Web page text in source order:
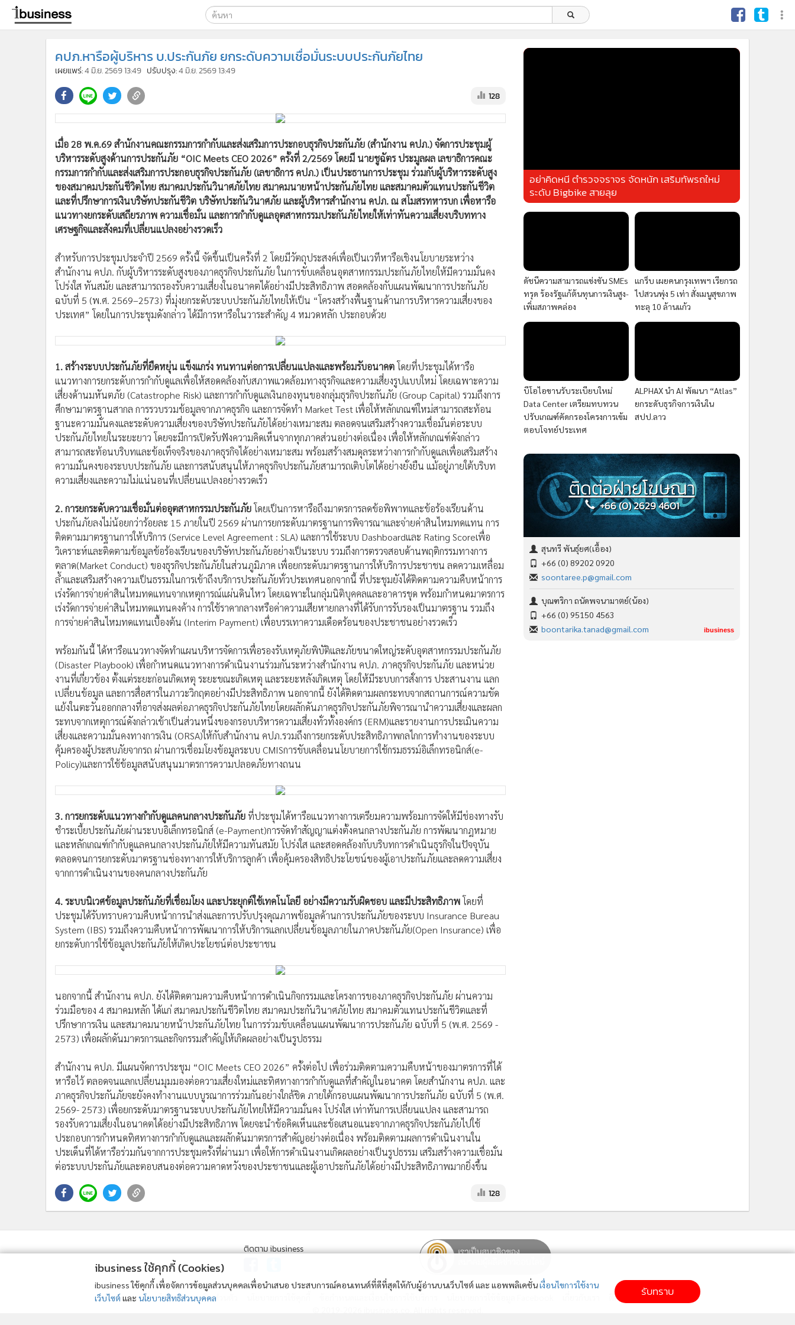
ค้นหา
Google
ค้นหาขั้นสูง
คปภ.หารือผู้บริหาร บ.ประกันภัย ยกระดับความเชื่อมั่นระบบประกันภัยไทย
เผยแพร่:4 มิ.ย. 2569 13:49 ปรับปรุง:4 มิ.ย. 2569 13:49
128
เมื่อ 28 พ.ค.69 สำนักงานคณะกรรมการกำกับและส่งเสริมการประกอบธุรกิจประกันภัย (สำนักงาน คปภ.) จัดการประชุมผู้
บริหารระดับสูงด้านการประกันภัย “OIC Meets CEO 2026” ครั้งที่ 2/2569 โดยมี นายชูฉัตร ประมูลผล เลขาธิการคณะ
กรรมการกำกับและส่งเสริมการประกอบธุรกิจประกันภัย (เลขาธิการ คปภ.) เป็นประธานการประชุม ร่วมกับผู้บริหารระดับสูง
ของสมาคมประกันชีวิตไทย สมาคมประกันวินาศภัยไทย สมาคมนายหน้าประกันภัยไทย และสมาคมตัวแทนประกันชีวิต
และที่ปรึกษาการเงินบริษัทประกันชีวิต บริษัทประกันวินาศภัย และผู้บริหารสำนักงาน คปภ. ณ สโมสรทหารบก เพื่อหารือ
แนวทางยกระดับเสถียรภาพ ความเชื่อมั่น และการกำกับดูแลอุตสาหกรรมประกันภัยไทยให้เท่าทันความเสี่ยงบริบททาง
เศรษฐกิจและสังคมที่เปลี่ยนแปลงอย่างรวดเร็ว
สำหรับการประชุมประจำปี 2569 ครั้งนี้ จัดขึ้นเป็นครั้งที่ 2 โดยมีวัตถุประสงค์เพื่อเป็นเวทีหารือเชิงนโยบายระหว่าง
สำนักงาน คปภ. กับผู้บริหารระดับสูงของภาคธุรกิจประกันภัย ในการขับเคลื่อนอุตสาหกรรมประกันภัยไทยให้มีความมั่นคง
โปร่งใส ทันสมัย และสามารถรองรับความเสี่ยงในอนาคตได้อย่างมีประสิทธิภาพ สอดคล้องกับแผนพัฒนาการประกันภัย
ฉบับที่ 5 (พ.ศ. 2569–2573) ที่มุ่งยกระดับระบบประกันภัยไทยให้เป็น “โครงสร้างพื้นฐานด้านการบริหารความเสี่ยงของ
ประเทศ” โดยในการประชุมดังกล่าว ได้มีการหารือในวาระสำคัญ 4 หมวดหลัก ประกอบด้วย
1. สร้างระบบประกันภัยที่ยืดหยุ่น แข็งแกร่ง ทนทานต่อการเปลี่ยนแปลงและพร้อมรับอนาคต โดยที่ประชุมได้หารือ
แนวทางการยกระดับการกำกับดูแลเพื่อให้สอดคล้องกับสภาพแวดล้อมทางธุรกิจและความเสี่ยงรูปแบบใหม่ โดยเฉพาะความ
เสี่ยงด้านมหันตภัย (Catastrophe Risk) และการกำกับดูแลเงินกองทุนของกลุ่มธุรกิจประกันภัย (Group Capital) รวมถึงการ
ศึกษามาตรฐานสากล การรวบรวมข้อมูลจากภาคธุรกิจ และการจัดทำ Market Test เพื่อให้หลักเกณฑ์ใหม่สามารถสะท้อน
ฐานะความมั่นคงและระดับความเสี่ยงของบริษัทประกันภัยได้อย่างเหมาะสม ตลอดจนเสริมสร้างความเชื่อมั่นต่อระบบ
ประกันภัยไทยในระยะยาว โดยจะมีการเปิดรับฟังความคิดเห็นจากทุกภาคส่วนอย่างต่อเนื่อง เพื่อให้หลักเกณฑ์ดังกล่าว
สามารถสะท้อนบริบทและข้อเท็จจริงของภาคธุรกิจได้อย่างเหมาะสม พร้อมสร้างสมดุลระหว่างการกำกับดูแลเพื่อเสริมสร้าง
ความมั่นคงของระบบประกันภัย และการสนับสนุนให้ภาคธุรกิจประกันภัยสามารถเติบโตได้อย่างยั่งยืน แม้อยู่ภายใต้บริบท
ความเสี่ยงและความไม่แน่นอนที่เปลี่ยนแปลงอย่างรวดเร็ว
2. การยกระดับความเชื่อมั่นต่ออุตสาหกรรมประกันภัย โดยเป็นการหารือถึงมาตรการลดข้อพิพาทและข้อร้องเรียนด้าน
ประกันภัยลงไม่น้อยกว่าร้อยละ 15 ภายในปี 2569 ผ่านการยกระดับมาตรฐานการพิจารณาและจ่ายค่าสินไหมทดแทน การ
ติดตามมาตรฐานการให้บริการ (Service Level Agreement : SLA) และการใช้ระบบ Dashboardและ Rating Scoreเพื่อ
วิเคราะห์และติดตามข้อมูลข้อร้องเรียนของบริษัทประกันภัยอย่างเป็นระบบ รวมถึงการตรวจสอบด้านพฤติกรรมทางการ
ตลาด(Market Conduct) ของธุรกิจประกันภัยในส่วนภูมิภาค เพื่อยกระดับมาตรฐานการให้บริการประชาชน ลดความเหลื่อม
ล้ำและเสริมสร้างความเป็นธรรมในการเข้าถึงบริการประกันภัยทั่วประเทศนอกจากนี้ ที่ประชุมยังได้ติดตามความคืบหน้าการ
เร่งรัดการจ่ายค่าสินไหมทดแทนจากเหตุการณ์แผ่นดินไหว โดยเฉพาะในกลุ่มนิติบุคคลและอาคารชุด พร้อมกำหนดมาตรการ
เร่งรัดการจ่ายค่าสินไหมทดแทนคงค้าง การใช้ราคากลางหรือค่าความเสียหายกลางที่ได้รับการรับรองเป็นมาตรฐาน รวมถึง
การจ่ายค่าสินไหมทดแทนเบื้องต้น (Interim Payment) เพื่อบรรเทาความเดือดร้อนของประชาชนอย่างรวดเร็ว
พร้อมกันนี้ ได้หารือแนวทางจัดทำแผนบริหารจัดการเพื่อรองรับเหตุภัยพิบัติและภัยขนาดใหญ่ระดับอุตสาหกรรมประกันภัย
(Disaster Playbook) เพื่อกำหนดแนวทางการดำเนินงานร่วมกันระหว่างสำนักงาน คปภ. ภาคธุรกิจประกันภัย และหน่วย
งานที่เกี่ยวข้อง ตั้งแต่ระยะก่อนเกิดเหตุ ระยะขณะเกิดเหตุ และระยะหลังเกิดเหตุ โดยให้มีระบบการสั่งการ ประสานงาน แลก
เปลี่ยนข้อมูล และการสื่อสารในภาวะวิกฤตอย่างมีประสิทธิภาพ นอกจากนี้ ยังได้ติดตามผลกระทบจากสถานการณ์ความขัด
แย้งในตะวันออกกลางที่อาจส่งผลต่อภาคธุรกิจประกันภัยไทยโดยผลักดันภาคธุรกิจประกันภัยพิจารณานำความเสี่ยงและผลก
ระทบจากเหตุการณ์ดังกล่าวเข้าเป็นส่วนหนึ่งของกรอบบริหารความเสี่ยงทั่วทั้งองค์กร (ERM)และรายงานการประเมินความ
เสี่ยงและความมั่นคงทางการเงิน (ORSA)ให้กับสำนักงาน คปภ.รวมถึงการยกระดับประสิทธิภาพกลไกการทำงานของระบบ
คุ้มครองผู้ประสบภัยจากรถ ผ่านการเชื่อมโยงข้อมูลระบบ CMISการขับเคลื่อนนโยบายการใช้กรมธรรม์อิเล็กทรอนิกส์(e-
Policy)และการใช้ข้อมูลสนับสนุนมาตรการความปลอดภัยทางถนน
3. การยกระดับแนวทางกำกับดูแลคนกลางประกันภัย ที่ประชุมได้หารือแนวทางการเตรียมความพร้อมการจัดให้มีช่องทางรับ
ชำระเบี้ยประกันภัยผ่านระบบอิเล็กทรอนิกส์ (e-Payment)การจัดทำสัญญาแต่งตั้งคนกลางประกันภัย การพัฒนากฎหมาย
และหลักเกณฑ์กำกับดูแลคนกลางประกันภัยให้มีความทันสมัย โปร่งใส และสอดคล้องกับบริบทการดำเนินธุรกิจในปัจจุบัน
ตลอดจนการยกระดับมาตรฐานช่องทางการให้บริการลูกค้า เพื่อคุ้มครองสิทธิประโยชน์ของผู้เอาประกันภัยและลดความเสี่ยง
จากการดำเนินงานของคนกลางประกันภัย
4. ระบบนิเวศข้อมูลประกันภัยที่เชื่อมโยง และประยุกต์ใช้เทคโนโลยี อย่างมีความรับผิดชอบ และมีประสิทธิภาพ โดยที่
ประชุมได้รับทราบความคืบหน้าการนำส่งและการปรับปรุงคุณภาพข้อมูลด้านการประกันภัยของระบบ Insurance Bureau
System (IBS) รวมถึงความคืบหน้าการพัฒนาการให้บริการแลกเปลี่ยนข้อมูลภายในภาคประกันภัย(Open Insurance) เพื่อ
ยกระดับการใช้ข้อมูลประกันภัยให้เกิดประโยชน์ต่อประชาชน
นอกจากนี้ สำนักงาน คปภ. ยังได้ติดตามความคืบหน้าการดำเนินกิจกรรมและโครงการของภาคธุรกิจประกันภัย ผ่านความ
ร่วมมือของ 4 สมาคมหลัก ได้แก่ สมาคมประกันชีวิตไทย สมาคมประกันวินาศภัยไทย สมาคมตัวแทนประกันชีวิตและที่
ปรึกษาการเงิน และสมาคมนายหน้าประกันภัยไทย ในการร่วมขับเคลื่อนแผนพัฒนาการประกันภัย ฉบับที่ 5 (พ.ศ. 2569 -
2573) เพื่อผลักดันมาตรการและกิจกรรมสำคัญให้เกิดผลอย่างเป็นรูปธรรม
สำนักงาน คปภ. มีแผนจัดการประชุม “OIC Meets CEO 2026” ครั้งต่อไป เพื่อร่วมติดตามความคืบหน้าของมาตรการที่ได้
หารือไว้ ตลอดจนแลกเปลี่ยนมุมมองต่อความเสี่ยงใหม่และทิศทางการกำกับดูแลที่สำคัญในอนาคต โดยสำนักงาน คปภ. และ
ภาคธุรกิจประกันภัยจะยังคงทำงานแบบบูรณาการร่วมกันอย่างใกล้ชิด ภายใต้กรอบแผนพัฒนาการประกันภัย ฉบับที่ 5 (พ.ศ.
2569- 2573) เพื่อยกระดับมาตรฐานระบบประกันภัยไทยให้มีความมั่นคง โปร่งใส เท่าทันการเปลี่ยนแปลง และสามารถ
รองรับความเสี่ยงในอนาคตได้อย่างมีประสิทธิภาพ โดยจะนำข้อคิดเห็นและข้อเสนอแนะจากภาคธุรกิจประกันภัยไปใช้
ประกอบการกำหนดทิศทางการกำกับดูแลและผลักดันมาตรการสำคัญอย่างต่อเนื่อง พร้อมติดตามผลการดำเนินงานใน
ประเด็นที่ได้หารือร่วมกันจากการประชุมครั้งที่ผ่านมา เพื่อให้การดำเนินงานเกิดผลอย่างเป็นรูปธรรม เสริมสร้างความเชื่อมั่น
ต่อระบบประกันภัยและตอบสนองต่อความคาดหวังของประชาชนและผู้เอาประกันภัยได้อย่างมีประสิทธิภาพมากยิ่งขึ้น
128
อย่าคิดหนี ตำรวจจราจร จัดหนัก เสริมทัพรถใหม่
ระดับ Bigbike สายลุย
ดัชนีความสามารถแข่งขัน SMEs
ทรุด ร้องรัฐแก้ต้นทุนการเงินสูง-
เพิ่มสภาพคล่อง
แกร็บ เผยคนกรุงเทพฯ เรียกรถ
ไปสวนพุ่ง 5 เท่า สั่งเมนูสุขภาพ
ทะลุ 10 ล้านแก้ว
บีโอไอขานรับระเบียบใหม่
Data Center เตรียมทบทวน
ปรับเกณฑ์คัดกรองโครงการเข้ม
ตอบโจทย์ประเทศ
ALPHAX นำ AI พัฒนา “Atlas”
ยกระดับธุรกิจการเงินใน
สปป.ลาว
ติดต่อฝ่ายโฆษณา
+66 (0) 2629 4601
สุนทรี พันธุ์ยศ(เอื้อง)
+66 (0) 89202 0920
soontaree.p@gmail.com
บุณฑริกา ถนัดพจนามาตย์(น้อง)
+66 (0) 95150 4563
boontarika.tanad@gmail.com
ibusiness
ติดตาม ibusiness
นโยบายความเป็นส่วนตัว
ติดต่อเรา
ibusiness ใช้คุกกี้ (Cookies)
ibusiness ใช้คุกกี้ เพื่อจัดการข้อมูลส่วนบุคคลเพื่อนำเสนอ ประสบการณ์คอนเทนต์ที่ดีที่สุดให้กับผู้อ่านบนเว็บไซต์ และ แอพพลิเคชั่นเงื่อนไขการใช้งาน
เว็บไซต์ และ นโยบายสิทธิส่วนบุคคล รับทราบ